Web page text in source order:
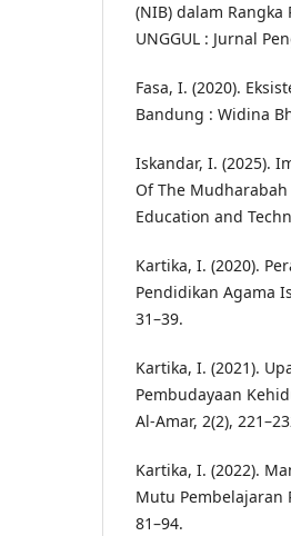
(NIB) dalam Rangka
UNGGUL : Jurnal
Fasa, I. (2020).
Bandung : Widina
Iskandar, I. (2025).
Of The
Education and
Kartika, I. (2020).
Pendidikan Agama
31–39.
Kartika, I. (2021).
Pembudayaan
Al-Amar, 2(2),
Kartika, I. (2022).
Mutu Pembelajaran
81–94.